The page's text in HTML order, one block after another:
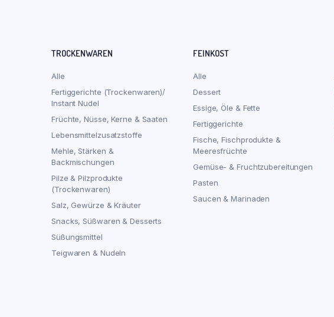
TROCKENWAREN
Alle
Fertiggerichte (Trockenwaren)/
Instant Nudel
Früchte, Nüsse, Kerne & Saaten
Lebensmittelzusatzstoffe
Mehle, Stärken &
Backmischungen
Pilze & Pilzprodukte
(Trockenwaren)
Salz, Gewürze & Kräuter
Snacks, Süßwaren & Desserts
Süßungsmittel
Teigwaren & Nudeln
FEINKOST
Alle
Dessert
Essige, Öle & Fette
Fertiggerichte
Fische, Fischprodukte &
Meeresfrüchte
Gemüse- & Fruchtzubereitungen
Pasten
Saucen & Marinaden